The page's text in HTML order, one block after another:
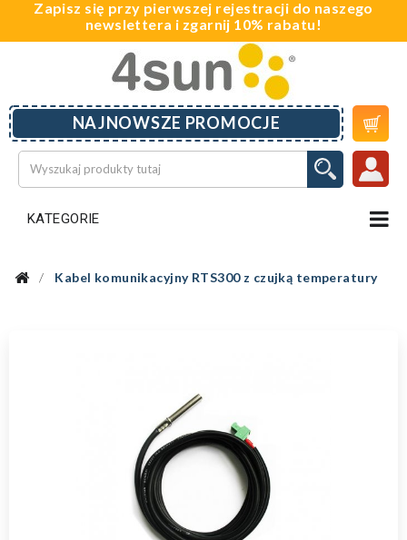
Zapisz się przy pierwszej rejestracji do naszego
newslettera i zgarnij 10% rabatu!
KATEGORIE
NAJNOWSZE PROMOCJE 
Kabel komunikacyjny RTS300 z czujką temperatury